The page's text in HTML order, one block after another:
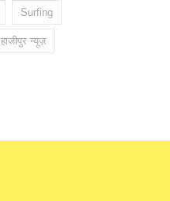
Surfing
हाजीपुर न्यूज़